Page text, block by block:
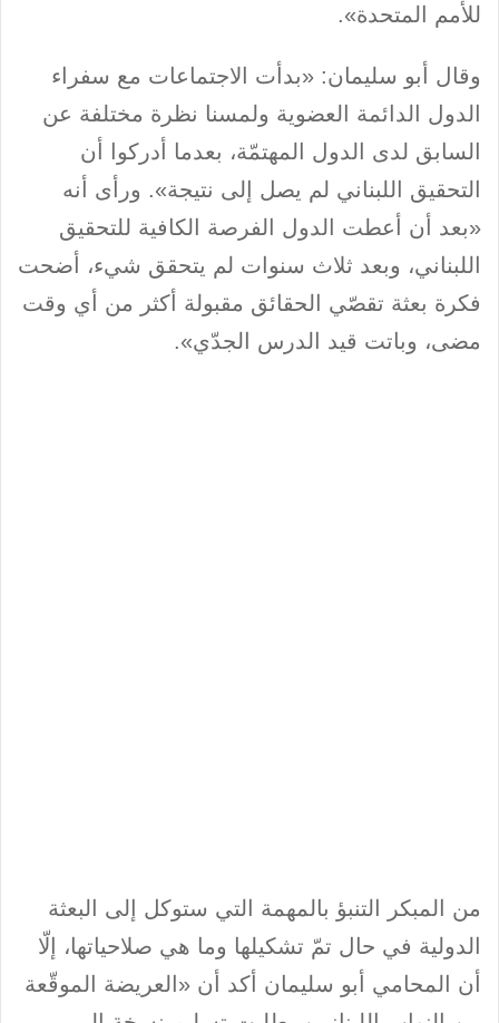
للأمم المتحدة».
وقال أبو سليمان: «بدأت الاجتماعات مع سفراء
الدول الدائمة العضوية ولمسنا نظرة مختلفة عن
السابق لدى الدول المهتمّة، بعدما أدركوا أن
التحقيق اللبناني لم يصل إلى نتيجة». ورأى أنه
«بعد أن أعطت الدول الفرصة الكافية للتحقيق
اللبناني، وبعد ثلاث سنوات لم يتحقق شيء، أضحت
فكرة بعثة تقصّي الحقائق مقبولة أكثر من أي وقت
مضى، وباتت قيد الدرس الجدّي».
من المبكر التنبؤ بالمهمة التي ستوكل إلى البعثة
الدولية في حال تمّ تشكيلها وما هي صلاحياتها، إلّا
أن المحامي أبو سليمان أكد أن «العريضة الموقّعة